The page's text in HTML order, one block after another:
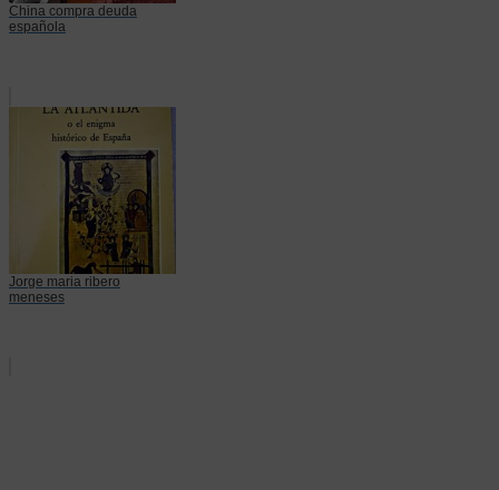
China compra deuda
española
Jorge maria ribero
meneses